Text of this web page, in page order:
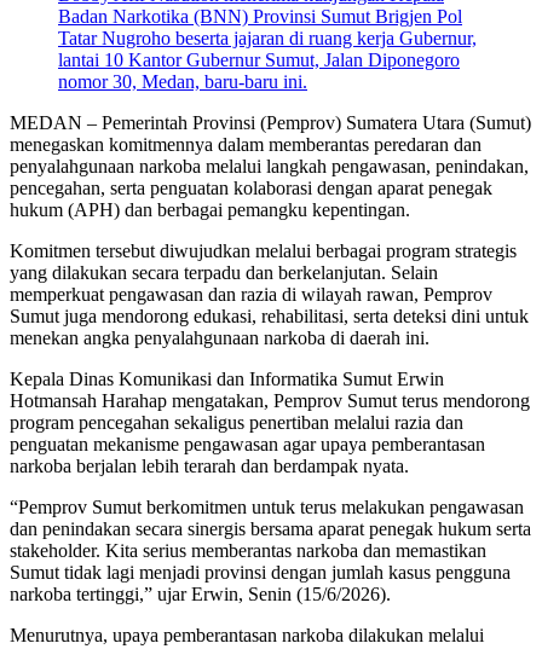
MEDAN – Pemerintah Provinsi (Pemprov) Sumatera Utara (Sumut)
menegaskan komitmennya dalam memberantas peredaran dan
penyalahgunaan narkoba melalui langkah pengawasan, penindakan,
pencegahan, serta penguatan kolaborasi dengan aparat penegak
hukum (APH) dan berbagai pemangku kepentingan.
Komitmen tersebut diwujudkan melalui berbagai program strategis
yang dilakukan secara terpadu dan berkelanjutan. Selain
memperkuat pengawasan dan razia di wilayah rawan, Pemprov
Sumut juga mendorong edukasi, rehabilitasi, serta deteksi dini untuk
menekan angka penyalahgunaan narkoba di daerah ini.
Kepala Dinas Komunikasi dan Informatika Sumut Erwin
Hotmansah Harahap mengatakan, Pemprov Sumut terus mendorong
program pencegahan sekaligus penertiban melalui razia dan
penguatan mekanisme pengawasan agar upaya pemberantasan
narkoba berjalan lebih terarah dan berdampak nyata.
“Pemprov Sumut berkomitmen untuk terus melakukan pengawasan
dan penindakan secara sinergis bersama aparat penegak hukum serta
stakeholder. Kita serius memberantas narkoba dan memastikan
Sumut tidak lagi menjadi provinsi dengan jumlah kasus pengguna
narkoba tertinggi,” ujar Erwin, Senin (15/6/2026).
Menurutnya, upaya pemberantasan narkoba dilakukan melalui